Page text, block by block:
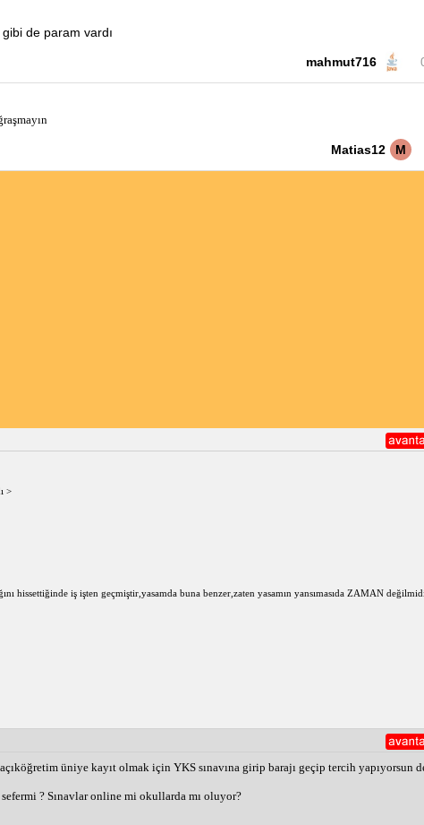
de param vardı
mahmut716
Matias12 M
>
hissettiğinde iş işten geçmiştir,yasamda buna benzer,zaten yasamın yansımasıda ZAMAN
üniye kayıt olmak için YKS sınavına girip barajı geçip tercih yapıyorsun
? Sınavlar online mi okullarda mı oluyor?